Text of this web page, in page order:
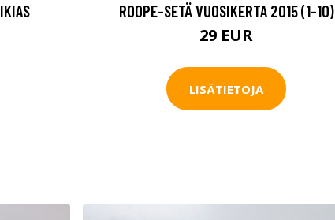
ROOPE-SETÄ VUOSIKERTA 2015 (1-10)
29 EUR
LISÄTIETOJA